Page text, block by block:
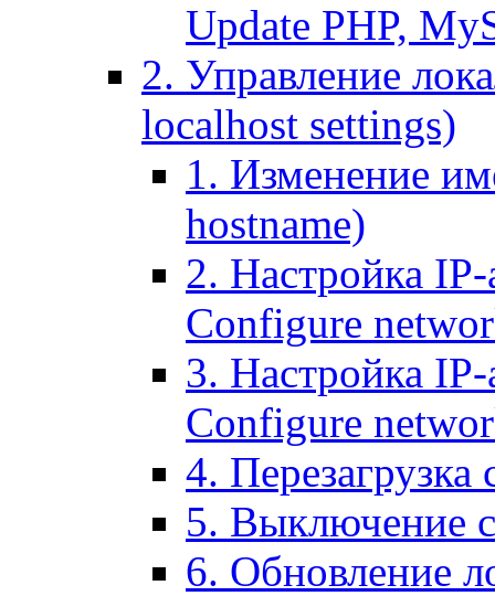
Update PHP,
2. Управление
localhost settings)
1. Изменение
hostname)
2. Настройка IP-
Configure
3. Настройка
Configure
4. Перезагрузка
5. Выключение
6. Обновление